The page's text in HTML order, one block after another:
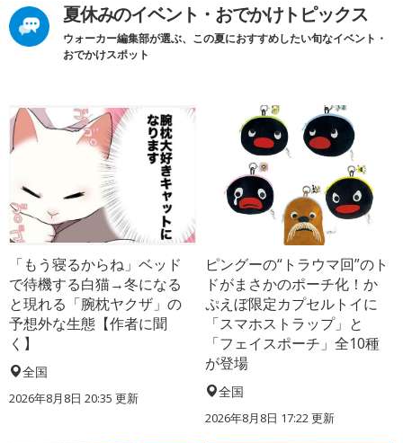
夏休みのイベント・おでかけトピックス
ウォーカー編集部が選ぶ、この夏におすすめしたい旬なイベント・
おでかけスポット
「もう寝るからね」ベッド
で待機する白猫→冬になる
と現れる「腕枕ヤクザ」の
予想外な生態【作者に聞
く】
全国
2026年8月8日 20:35 更新
ピングーの“トラウマ回”のト
ドがまさかのポーチ化！か
ぷえぼ限定カプセルトイに
「スマホストラップ」と
「フェイスポーチ」全10種
が登場
全国
2026年8月8日 17:22更新